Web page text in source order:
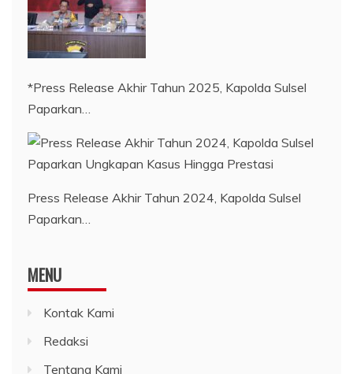
*Press Release Akhir Tahun 2025, Kapolda Sulsel
Paparkan…
Press Release Akhir Tahun 2024, Kapolda Sulsel
Paparkan…
MENU
Kontak Kami
Redaksi
Tentang Kami